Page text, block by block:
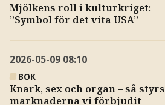
Mjölkens roll i kulturkriget:
”Symbol för det vita USA”
2026-05-09 08:10
BOK
Knark, sex och organ – så styrs
marknaderna vi förbjudit